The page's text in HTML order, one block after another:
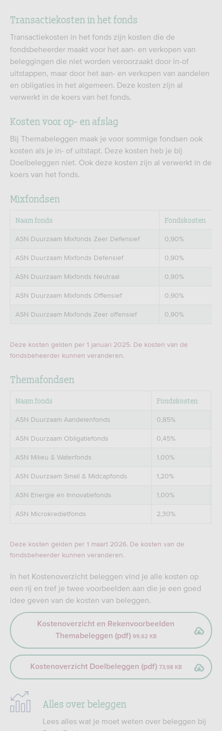
Transactiekosten in het fonds
Transactiekosten in het fonds zijn kosten die de
fondsbeheerder maakt voor het aan- en verkopen van
beleggingen die niet worden veroorzaakt door in-of
uitstappen, maar door het aan- en verkopen van aandelen
en obligaties in het algemeen. Deze kosten zijn al
verwerkt in de koers van het fonds.
Kosten voor op- en afslag
Bij Themabeleggen maak je voor sommige fondsen ook
kosten als je in- of uitstapt. Deze kosten heb je bij
Doelbeleggen niet. Ook deze kosten zijn al verwerkt in de
koers van het fonds.
Mixfondsen
Naam fonds Fondskosten
ASN Duurzaam Mixfonds Zeer Defensief 0,90%
ASN Duurzaam Mixfonds Defensief 0,90%
ASN Duurzaam Mixfonds Neutraal 0,90%
ASN Duurzaam Mixfonds Offensief 0,90%
ASN Duurzaam Mixfonds Zeer offensief 0,90%
Deze kosten gelden per 1 januari 2025. De kosten van de
fondsbeheerder kunnen veranderen.
Themafondsen
Naam fonds Fondskosten
ASN Duurzaam Aandelenfonds 0,85%
ASN Duurzaam Obligatiefonds 0,45%
ASN Milieu & Waterfonds 1,00%
ASN Duurzaam Small & Midcapfonds 1,20%
ASN Energie en Innovatiefonds 1,00%
ASN Microkredietfonds 2,30%
Deze kosten gelden per 1 maart 2026. De kosten van de
fondsbeheerder kunnen veranderen.
In het Kostenoverzicht beleggen vind je alle kosten op
een rij en tref je twee voorbeelden aan die je een goed
idee geven van de kosten van beleggen.
Kostenoverzicht en Rekenvoorbeelden
Themabeleggen (pdf) 99,62 KB
Kostenoverzicht Doelbeleggen (pdf) 73,98 KB
Alles over beleggen
Lees alles wat je moet weten over beleggen bij